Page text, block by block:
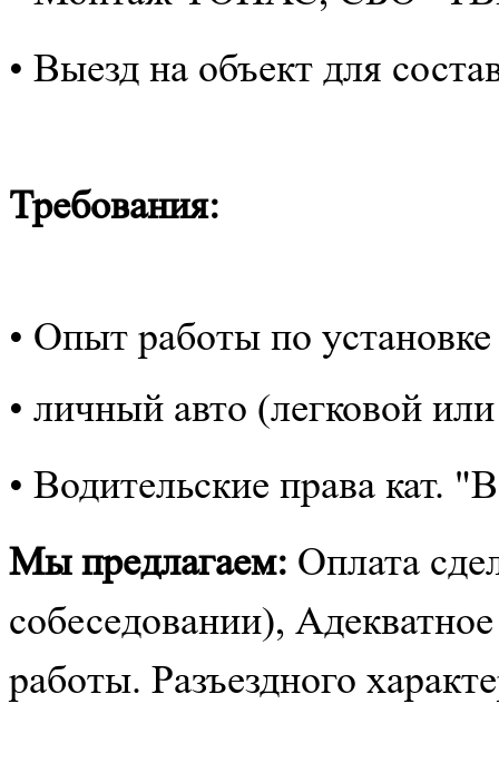
• Выезд на объект для
Требования:
• Опыт работы по
• личный авто (легковой
• Водительские права кат.
Мы предлагаем: Оплата
собеседовании),
работы. Разъездного